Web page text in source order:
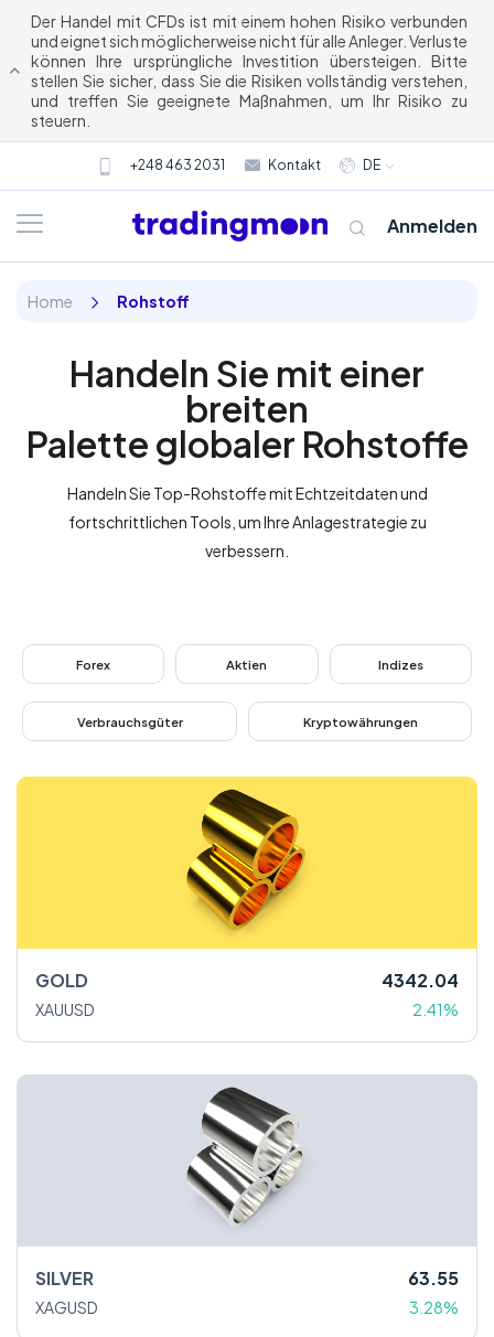
Der Handel mit CFDs ist mit einem hohen Risiko verbunden
und eignet sich möglicherweise nicht für alle Anleger. Verluste
können Ihre ursprüngliche Investition übersteigen. Bitte
stellen Sie sicher, dass Sie die Risiken vollständig verstehen,
und treffen Sie geeignete Maßnahmen, um Ihr Risiko zu
steuern.
+248 463 2031 Kontakt DE
Über uns
Plattformen
Help Centre
Anmelden
Home Rohstoff
Handeln Sie mit einer
breiten
Palette globaler Rohstoffe
Handeln Sie Top-Rohstoffe mit Echtzeitdaten und
fortschrittlichen Tools, um Ihre Anlagestrategie zu
verbessern.
Forex Aktien Indizes
Verbrauchsgüter Kryptowährungen
GOLD 4342.04
XAUUSD 2.41%
SILVER 63.55
XAGUSD 3.28%